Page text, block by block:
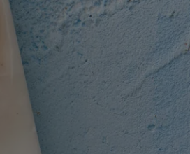
Mega House A/S
Waffle Barons